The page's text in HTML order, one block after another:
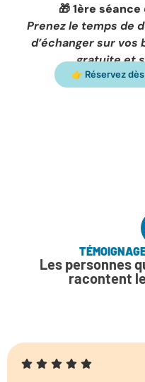
🎁 1ère
Prenez le temps de
d’échanger sur vos
gratuite et
👉 Réservez
Les personnes
racontent